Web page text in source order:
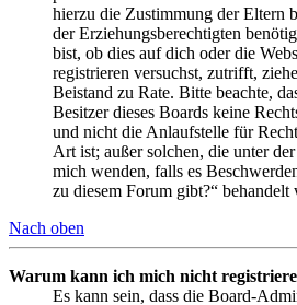
hierzu die Zustimmung der Eltern
der Erziehungsberechtigten
bist, ob dies auf dich oder die
registrieren versuchst, zutrifft,
Beistand zu Rate. Bitte beachte,
Besitzer dieses Boards keine
und nicht die Anlaufstelle für
Art ist; außer solchen, die unter
mich wenden, falls es
zu diesem Forum gibt?“ behandelt
Nach oben
Warum kann ich mich nicht
Es kann sein, dass die Board-